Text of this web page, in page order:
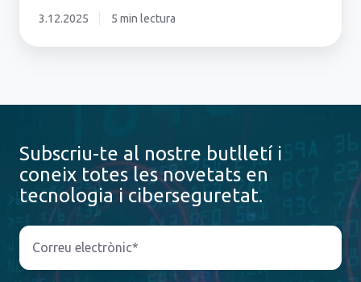
3.12.2025 5 min lectura
Subscriu-te al nostre butlletí i
coneix totes les novetats en
tecnologia i ciberseguretat.